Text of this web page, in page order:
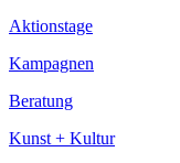
Aktionstage
Kampagnen
Beratung
Kunst + Kultur